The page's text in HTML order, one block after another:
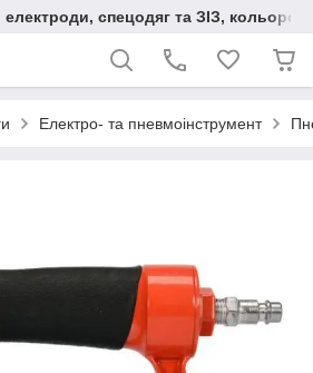
електроди, спецодяг та ЗІЗ,
Електро- та пневмоінструмент